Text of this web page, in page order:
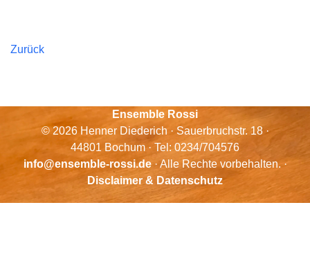
Zurück
Ensemble Rossi
© 2026 Henner Diederich · Sauerbruchstr. 18 ·
44801 Bochum · Tel: 0234/704576
info@ensemble-rossi.de· Alle Rechte vorbehalten. ·
Disclaimer & Datenschutz